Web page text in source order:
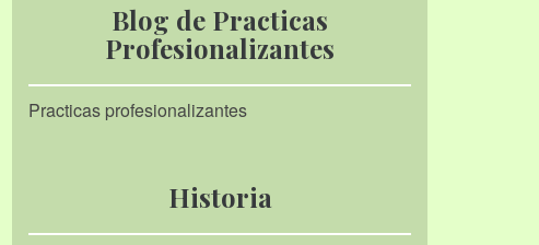
Blog de Practicas
Profesionalizantes
Practicas profesionalizantes
Historia